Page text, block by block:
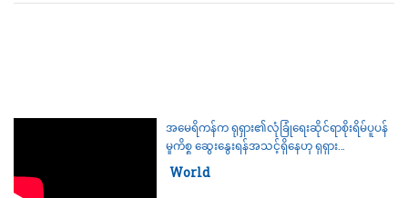
အမေရိကန်က ရုရှား၏လုံခြုံရေးဆိုင်ရာစိုးရိမ်ပူပန်
မှုကိစ္စ ဆွေးနွေးရန်အသင့်ရှိနေဟု ရုရှား
နိုင်ငံခြားရေးဝန်ကြီးပြော
Category:
World